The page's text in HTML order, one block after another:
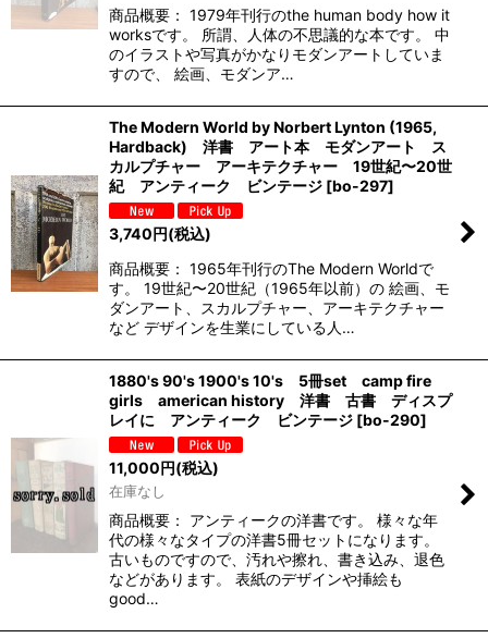
商品概要： 1979年刊行のthe human body how it
worksです。 所謂、人体の不思議的な本です。 中
のイラストや写真がかなりモダンアートしていま
すので、 絵画、モダンア…
The Modern World by Norbert Lynton (1965,
Hardback) 洋書 アート本 モダンアート ス
カルプチャー アーキテクチャー 19世紀〜20世
紀 アンティーク ビンテージ [bo-297]
3,740円(税込)
商品概要： 1965年刊行のThe Modern Worldで
す。 19世紀〜20世紀（1965年以前）の 絵画、モ
ダンアート、スカルプチャー、アーキテクチャー
など デザインを生業にしている人…
1880's 90's 1900's 10's 5冊set camp fire
girls american history 洋書 古書 ディスプ
レイに アンティーク ビンテージ [bo-290]
11,000円(税込)
在庫なし
商品概要： アンティークの洋書です。 様々な年
代の様々なタイプの洋書5冊セットになります。
古いものですので、汚れや擦れ、書き込み、退色
などがあります。 表紙のデザインや挿絵も
good…